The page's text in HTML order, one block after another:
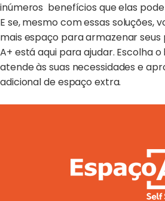
inúmeros benefícios que elas
E se, mesmo com essas soluções,
mais espaço para armazenar seus
A+ está aqui para ajudar. Escolha
atende às suas necessidades e
adicional de espaço extra.